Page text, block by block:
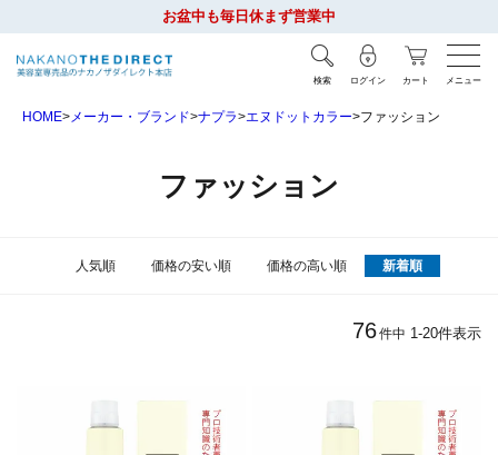
お盆中も毎日休まず営業中
検索 ログイン カート メニュー
HOME メーカー・ブランド ナプラ エヌドットカラー ファッション
ファッション
人気順 価格の安い順 価格の高い順 新着順
76件中 1-20件表示